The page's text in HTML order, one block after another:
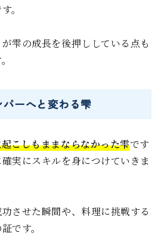
。
雫の成長を後押ししている点も
ーへと変わる雫
こしもままならなかった雫です
実にスキルを身につけていきま
させた瞬間や、料理に挑戦する
です。